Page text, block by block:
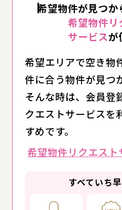
希望物件が見つか
希望物件リ
サービスが
希望エリアで空き物
件に合う物件が見つ
そんな時は、会員登
クエストサービスを
すめです。
希望物件リクエス
すべていち